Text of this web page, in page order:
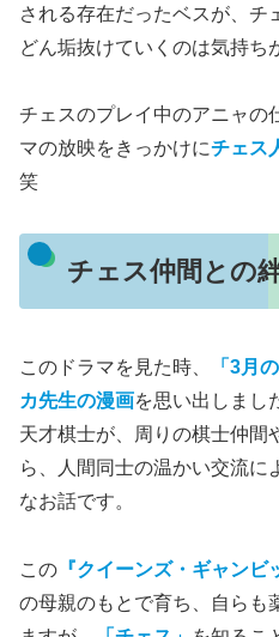
される存在だったベスが、チ
どん垢抜けていくのは気持ち
チェスのプレイ中のアニャの
マの放映をきっかけにチェス
笑
チェス仲間との
このドラマを見た時、 「3月
カ先生の漫画を思い出しまし
天才棋士が、周りの棋士仲間
ら、人間同士の温かい交流に
なお話です。
この 『クイーンズ・ギャンビ
の母親のもとで育ち、自らも